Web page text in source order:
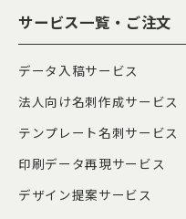
サービス一覧・ご注文
データ入稿サービス
法人向け名刺作成サービス
テンプレート名刺サービス
印刷データ再現サービス
デザイン提案サービス